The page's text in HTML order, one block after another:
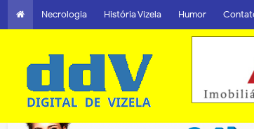
Necrologia História Vizela Humor